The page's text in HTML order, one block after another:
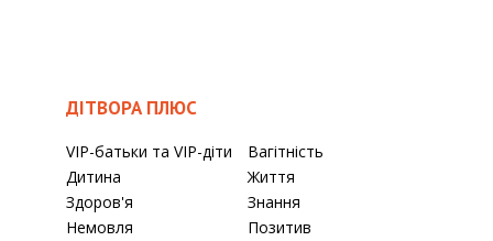
ДІТВОРА ПЛЮС
VIP-батьки та VIP-діти
Вагітність
Дитина
Життя
Здоров'я
Знання
Немовля
Позитив